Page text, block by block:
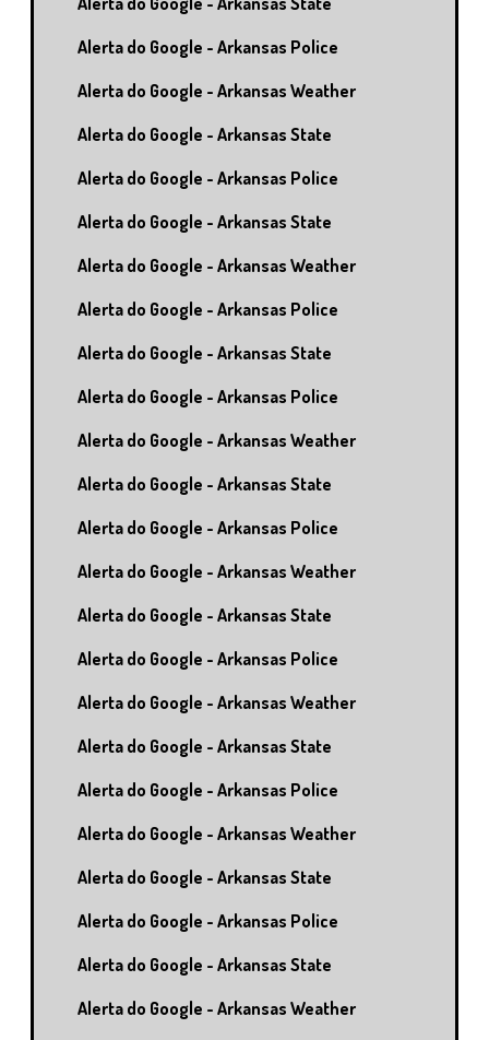
Alerta do Google - Arkansas Police
Alerta do Google - Arkansas Weather
Alerta do Google - Arkansas State
Alerta do Google - Arkansas Police
Alerta do Google - Arkansas State
Alerta do Google - Arkansas Weather
Alerta do Google - Arkansas Police
Alerta do Google - Arkansas State
Alerta do Google - Arkansas Police
Alerta do Google - Arkansas Weather
Alerta do Google - Arkansas State
Alerta do Google - Arkansas Police
Alerta do Google - Arkansas Weather
Alerta do Google - Arkansas State
Alerta do Google - Arkansas Police
Alerta do Google - Arkansas Weather
Alerta do Google - Arkansas State
Alerta do Google - Arkansas Police
Alerta do Google - Arkansas Weather
Alerta do Google - Arkansas State
Alerta do Google - Arkansas Police
Alerta do Google - Arkansas State
Alerta do Google - Arkansas Weather